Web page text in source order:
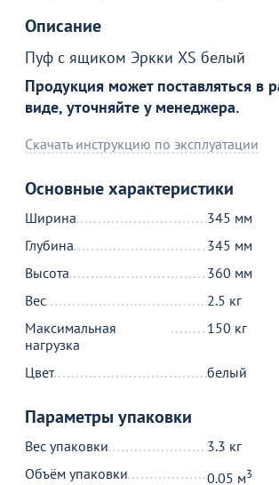
Описание
Пуф с ящиком Эркки XS белый
Продукция может поставляться в
виде, уточняйте у менеджера.
Скачать инструкцию по эксплуатации
Основные характеристики
Ширина
345 мм
Глубина
345 мм
Высота
360 мм
Вес
2.5 кг
Максимальная
нагрузка
150 кг
Цвет белый
Параметры упаковки
Вес упаковки
3.3 кг
Объём упаковки
0.05 м3
Пуф с ящиком Эркки XS, белый
3 690 ₽ 7 990 ₽
В корзине
Продолжить покупки
С этим товаром покупают
Распродажа
8 490
9 990 ₽ Оптовая цена Оптовая цена